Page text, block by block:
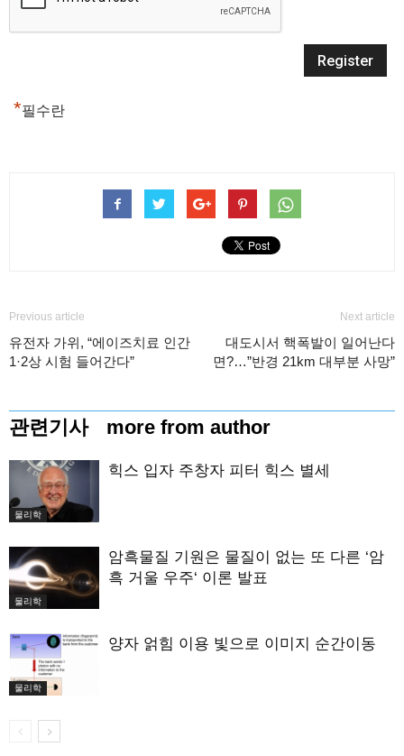
*필수란
Previous article
유전자 가위, “에이즈치료 인간
1·2상 시험 들어간다”
Next article
대도시서 핵폭발이 일어난다
면?…”반경 21km 대부분 사망”
관련기사 more from author
물리학
힉스 입자 주창자 피터 힉스 별세
물리학
암흑물질 기원은 물질이 없는 또 다른 ‘암
흑 거울 우주‘ 이론 발표
물리학
양자 얽힘 이용 빛으로 이미지 순간이동